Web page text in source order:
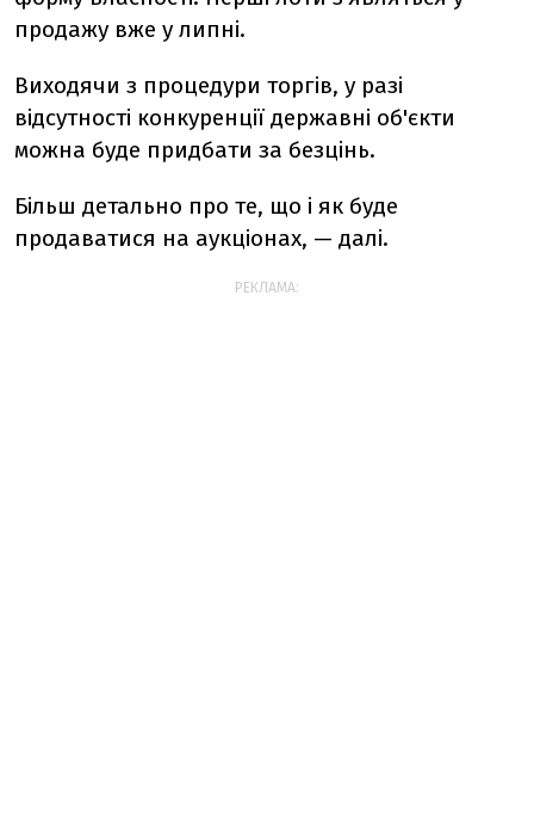
продажу вже у липні.
Виходячи з процедури торгів, у разі
відсутності конкуренції державні об'єкти
можна буде придбати за безцінь.
Більш детально про те, що і як буде
продаватися на аукціонах, — далі.
РЕКЛАМА: